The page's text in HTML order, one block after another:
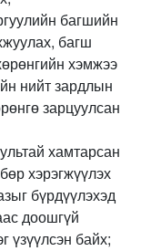
багшийн
багш
хэмжээ
нийт зардлын
зарцуулсан
хамтарсан
хэрэгжүүлэх
бүрдүүлэхэд
доошгүй
үзүүлсэн байх;